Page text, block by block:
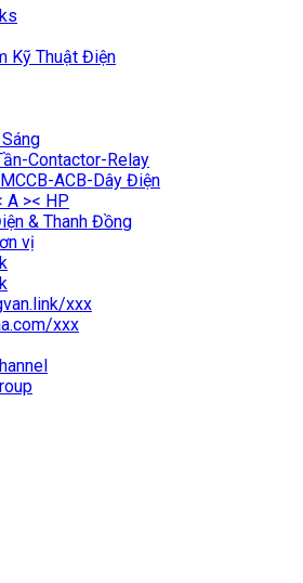
Kỹ Thuật Điện
Contactor-Relay
ACB-Dây Điện
A >< HP
& Thanh Đồng
vị
xxx
xxx